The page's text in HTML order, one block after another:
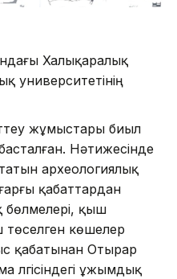
Халықаралық
университетінің
жұмыстары биыл
Нәтижесінде
археологиялық
қабаттардан
қыш
төселген көшелер
қабатынан Отырар
үлгісіндегі ұжымдық